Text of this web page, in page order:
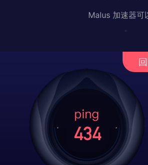
Malus 加速器可